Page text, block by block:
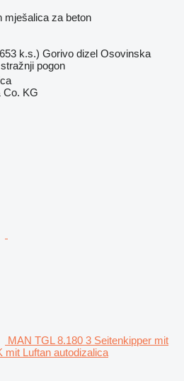
mješalica za beton
k.s.) Gorivo dizel Osovinska
stražnji pogon
Co. KG
MAN TGL 8.180 3 Seitenkipper mit
mit Luftan autodizalica